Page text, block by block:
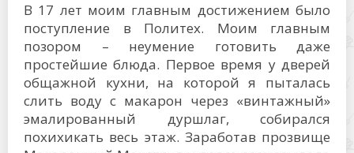
В 17 лет моим главным достижением было
поступление в Политех. Моим главным
позором – неумение готовить даже
простейшие блюда. Первое время у дверей
общажной кухни, на которой я пыталась
слить воду с макарон через «винтажный»
эмалированный дуршлаг, собирался
похихикать весь этаж. Заработав прозвище